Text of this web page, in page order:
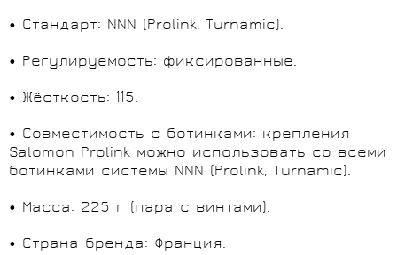
• Стандарт: NNN (Prolink, Turnamic).
• Регулируемость: фиксированные.
• Жёсткость: 115.
• Совместимость с ботинками: крепления
Salomon Prolink можно использовать со всеми
ботинками системы NNN (Prolink, Turnamic).
• Масса: 225 г (пара с винтами).
• Страна бренда: Франция.